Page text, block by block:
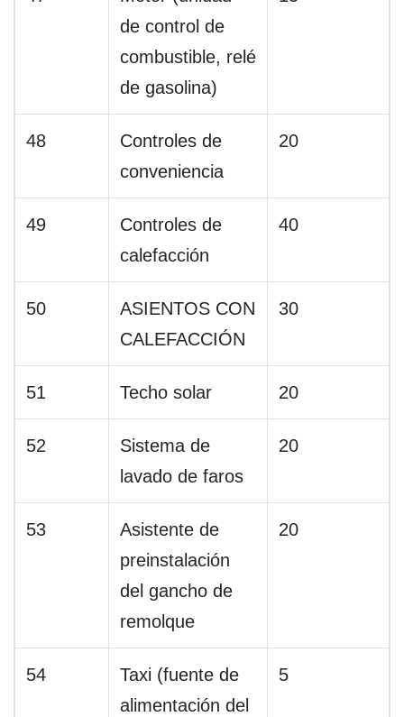
de control de
combustible, relé
de gasolina)
48
Controles de
conveniencia
20
49
Controles de
calefacción
40
50
ASIENTOS CON
CALEFACCIÓN
30
51 Techo solar 20
52
Sistema de
lavado de faros
20
53
Asistente de
preinstalación
del gancho de
remolque
20
54
Taxi (fuente de
alimentación del
5